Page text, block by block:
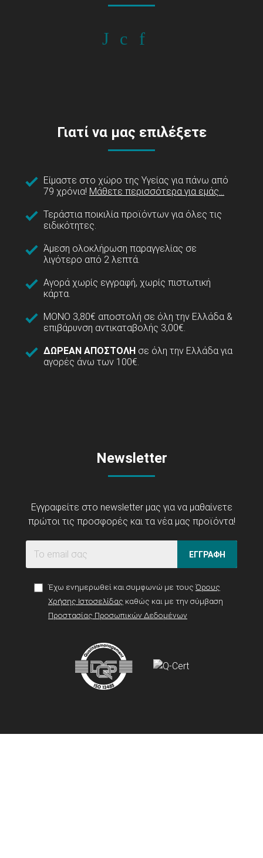
Γιατί να μας επιλέξετε
Είμαστε στο χώρο της Υγείας για πάνω από
79 χρόνια! Μάθετε περισσότερα για εμάς...
Τεράστια ποικιλία προϊόντων για όλες τις
ειδικότητες.
Άμεση ολοκλήρωση παραγγελίας σε
λιγότερο από 2 λεπτά.
Αγορά χωρίς εγγραφή, χωρίς πιστωτική
κάρτα.
ΜΟΝΟ 3,80€ αποστολή σε όλη την Ελλάδα &
επιβάρυνση αντικαταβολής 3,00€.
ΔΩΡΕΑΝ ΑΠΟΣΤΟΛΗ σε όλη την Ελλάδα για
αγορές άνω των 100€.
Newsletter
Εγγραφείτε στο newsletter μας για να μαθαίνετε
πρώτοι τις προσφορές και τα νέα μας προϊόντα!
ΕΓΓΡΑΦΗ
Έχω ενημερωθεί και συμφωνώ με τους Όρους
Χρήσης Ιστοσελίδας καθώς και με την σύμβαση
Προστασίας Προσωπικών Δεδομένων